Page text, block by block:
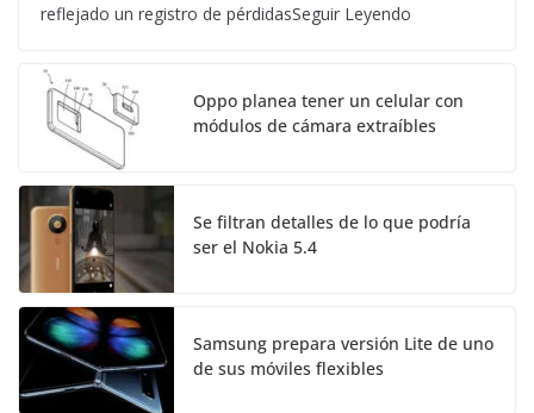
reflejado un registro de pérdidasSeguir Leyendo
Oppo planea tener un celular con
módulos de cámara extraíbles
Se filtran detalles de lo que podría
ser el Nokia 5.4
Samsung prepara versión Lite de uno
de sus móviles flexibles